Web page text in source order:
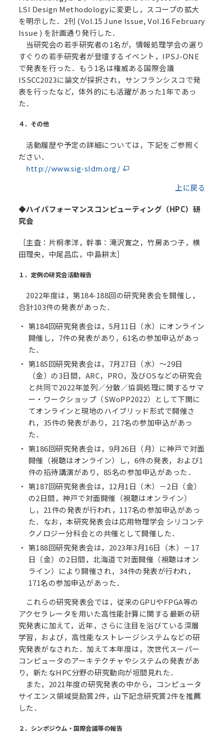
LSI Design Methodologyに変更し，スコープの拡大
を明示した．2刊 (Vol.15 June Issue, Vol.16 February
Issue ) を計画通り発行した．
当研究会の若手研究者の1名が，情報処理学会の選り
すぐりの若手研究者が登壇するイベント，IPSJ-ONE
で発表を行った．もう1名は権威ある国際会議
ISSCC2023に論文が採択され，サンフランシスコで発
表を行ったなど，体外的にも活躍があった1年であっ
た．
４．その他
活動履歴や予定の詳細については，下記をご参照く
ださい．
http://www.sig-sldm.org/
上に戻る
◆ハイパフォーマンスコンピューティング（HPC）研
究会
［主査：片桐孝洋，幹事：滝沢寛之，竹房あつ子，横
田理央，中尾昌広，中島耕太］
１．定例の研究会活動報告
2022年度は，第184-188回の研究発表会を開催し，
合計103件の発表があった．
第184回研究発表会は，5月11日（水）にオンライン
開催し，7件の発表があり，61名の参加申込があっ
た．
第185回研究発表会は，7月27日（水）～29日
（金）の3日間，ARC，PRO，及びOSなどの研究会
と共同で2022年並列／分散／協調処理に関するサマ
ー・ワークショップ（SWoPP2022）として下関に
てオンラインと現地のハイブリッド形式で開催さ
れ，35件の発表があり，217名の参加申込があっ
た．
第186回研究発表会は，9月26日（月）に神戸で対面
開催（視聴はオンライン）し，6件の発表，および1
件の招待講演があり，85名の参加申込があった．
第187回研究発表会は，12月1日（木）－2日（金）
の2日間，神戸で対面開催（視聴はオンライン）
し，21件の発表が行われ，117名の参加申込があっ
た．なお，本研究発表会は応用物理学会 シリコンテ
クノロジー分科会との共催として開催した．
第188回研究発表会は，2023年3月16日（木）－17
日（金）の2日間，北海道で対面開催（視聴はオン
ライン）により開催され，34件の発表が行われ，
171名の参加申込があった．
これらの研究発表会では，従来のGPUやFPGA等の
アクセラレータを用いた高性能計算に関する最新の研
究発表に加えて，近年，さらに注目を浴びている深層
学習，および，高性能なストレージシステムなどの研
究発表がなされた．加えて本年度は，次世代スーパー
コンピュータのアーキテクチャやシステムの発表があ
り，新たなHPC分野の研究動向が垣間見れた．
また，2021年度の研究発表の中から，コンピュータ
サイエンス領域奨励賞2件，山下記念研究賞2件を推薦
した．
２．シンポジウム・国際会議等の報告